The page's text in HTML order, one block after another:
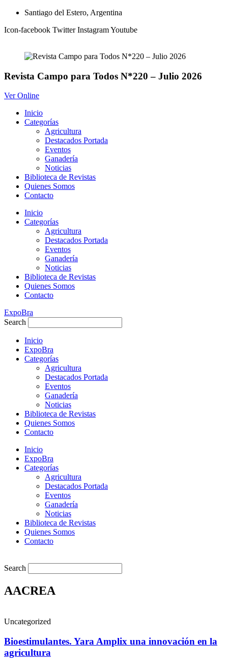
contenido
Santiago del Estero, Argentina
Icon-facebook Twitter InstagramYoutube
Revista Campo para Todos N*220 – Julio 2026
Ver Online
Inicio
Categorías
Agricultura
Destacados Portada
Eventos
Ganadería
Noticias
Biblioteca de Revistas
Quienes Somos
Contacto
Inicio
Categorías
Agricultura
Destacados Portada
Eventos
Ganadería
Noticias
Biblioteca de Revistas
Quienes Somos
Contacto
ExpoBra
Search
Inicio
ExpoBra
Categorías
Agricultura
Destacados Portada
Eventos
Ganadería
Noticias
Biblioteca de Revistas
Quienes Somos
Contacto
Inicio
ExpoBra
Categorías
Agricultura
Destacados Portada
Eventos
Ganadería
Noticias
Biblioteca de Revistas
Quienes Somos
Contacto
Search
AACREA
Uncategorized
Bioestimulantes. Yara Amplix una innovación en la
agricultura